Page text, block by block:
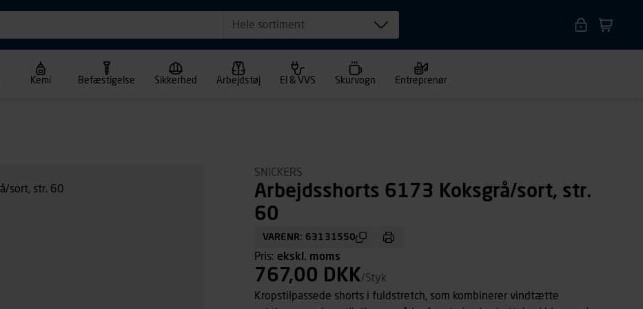
Hele sortiment
Kemi Befæstigelse Sikkerhed Arbejdstøj El & VVS Skurvogn Entreprenør
SNICKERS
Arbejdsshorts 6173 Koksgrå/sort, str.
60
VARENR: 63131550
Pris: ekskl. moms
767,00 DKK/Styk
Kropstilpassede shorts i fuldstretch, som kombinerer vindtætte